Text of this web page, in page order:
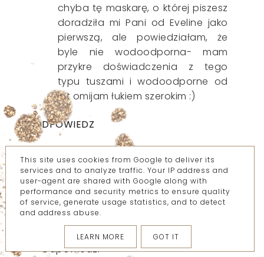
chyba tę maskarę, o której piszesz
doradziła mi Pani od Eveline jako
pierwszą, ale powiedziałam, że
byle nie wodoodporna- mam
przykre doświadczenia z tego
typu tuszami i wodoodporne od
lat omijam łukiem szerokim :)
ODPOWIEDZ
mintelegance89
06 maja, 2016 22:19
bardzo lubię tusze eveline
Odpowiedzi
This site uses cookies from Google to deliver its
services and to analyze traffic. Your IP address and
user-agent are shared with Google along with
performance and security metrics to ensure quality
of service, generate usage statistics, and to detect
and address abuse.
LEARN MORE GOT IT